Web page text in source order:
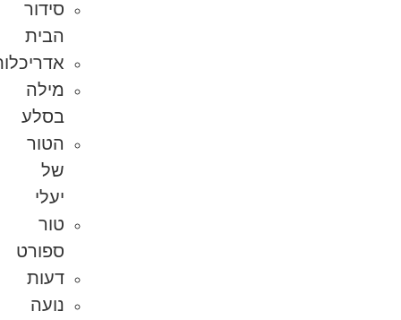
סידור
הבית
אדריכלות
מילה
בסלע
הטור
טור
ספורט
דעות
נועה